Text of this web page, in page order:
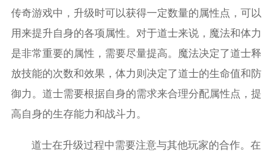
传奇游戏中，升级时可以获得一定数量的属性点，可以
用来提升自身的各项属性。对于道士来说，魔法和体力
是非常重要的属性，需要尽量提高。魔法决定了道士释
放技能的次数和效果，体力则决定了道士的生命值和防
御力。道士需要根据自身的需求来合理分配属性点，提
高自身的生存能力和战斗力。
道士在升级过程中需要注意与其他玩家的合作。在